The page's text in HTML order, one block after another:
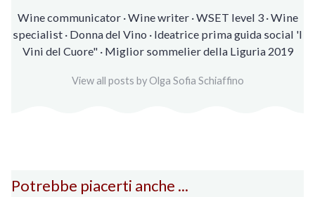
Wine communicator · Wine writer · WSET level 3 · Wine
specialist · Donna del Vino · Ideatrice prima guida social 'I
Vini del Cuore" · Miglior sommelier della Liguria 2019
View all posts by Olga Sofia Schiaffino
Potrebbe piacerti anche ...